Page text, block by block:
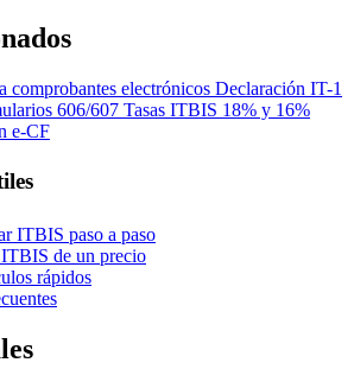
comprobantes electrónicos Declaración IT-1
606/607 Tasas ITBIS 18% y 16%
e-CF
ITBIS paso a paso
de un precio
rápidos